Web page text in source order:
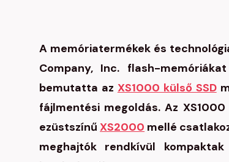
A memóriatermékek és
Company, Inc. flash-
bemutatta az XS1000 külső SSD
fájlmentési megoldás. Az
ezüstszínűXS2000 mellé
meghajtók rendkívül